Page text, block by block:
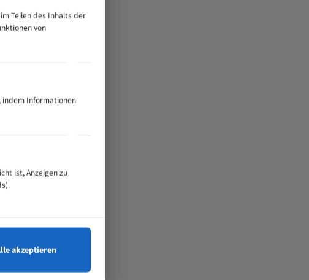
Teilen des Inhalts der
von
indem Informationen
ist, Anzeigen zu
akzeptieren